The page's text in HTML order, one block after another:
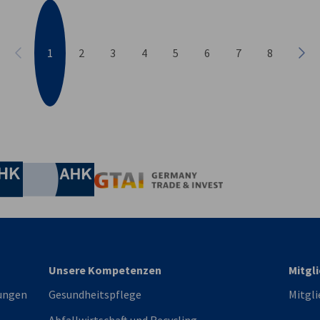
Vorherige
1 2 3 4 5 6 7 8
Industrie- und Handelskammer
Industrie- und Handelskammer
AHK.de
Unsere Kompetenzen
Gesundheitspflege